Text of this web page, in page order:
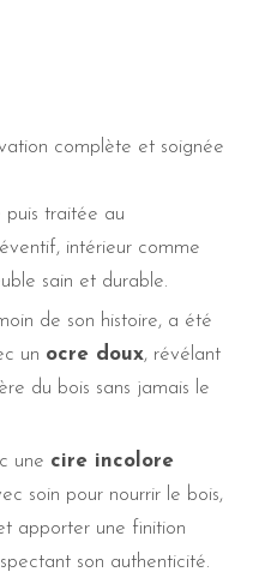
complète et soignée
traitée au
intérieur comme
sain et durable.
de son histoire, a été
un ocre doux, révélant
du bois sans jamais le
une cire incolore
soin pour nourrir le bois,
apporter une finition
son authenticité.